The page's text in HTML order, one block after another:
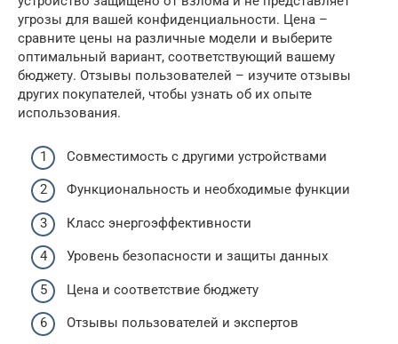
угрозы для вашей конфиденциальности. Цена –
сравните цены на различные модели и выберите
оптимальный вариант, соответствующий вашему
бюджету. Отзывы пользователей – изучите отзывы
других покупателей, чтобы узнать об их опыте
использования.
Совместимость с другими устройствами
Функциональность и необходимые функции
Класс энергоэффективности
Уровень безопасности и защиты данных
Цена и соответствие бюджету
Отзывы пользователей и экспертов